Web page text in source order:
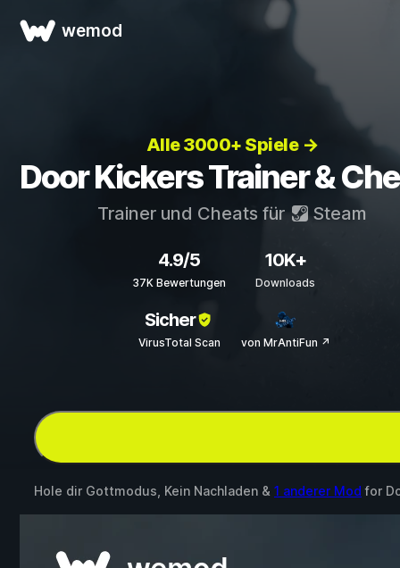
wemod
Alle 3000+ Spiele →
Door Kickers Trainer &
Trainer und Cheats für Steam
4.9/5
37K Bewertungen
10K+
Downloads
Sicher
VirusTotal Scan von MrAntiFun ↗
Hole dir Gottmodus, Kein Nachladen & 1 anderer Mod for